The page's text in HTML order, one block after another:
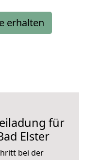
erhalten
für
Elster
bei der